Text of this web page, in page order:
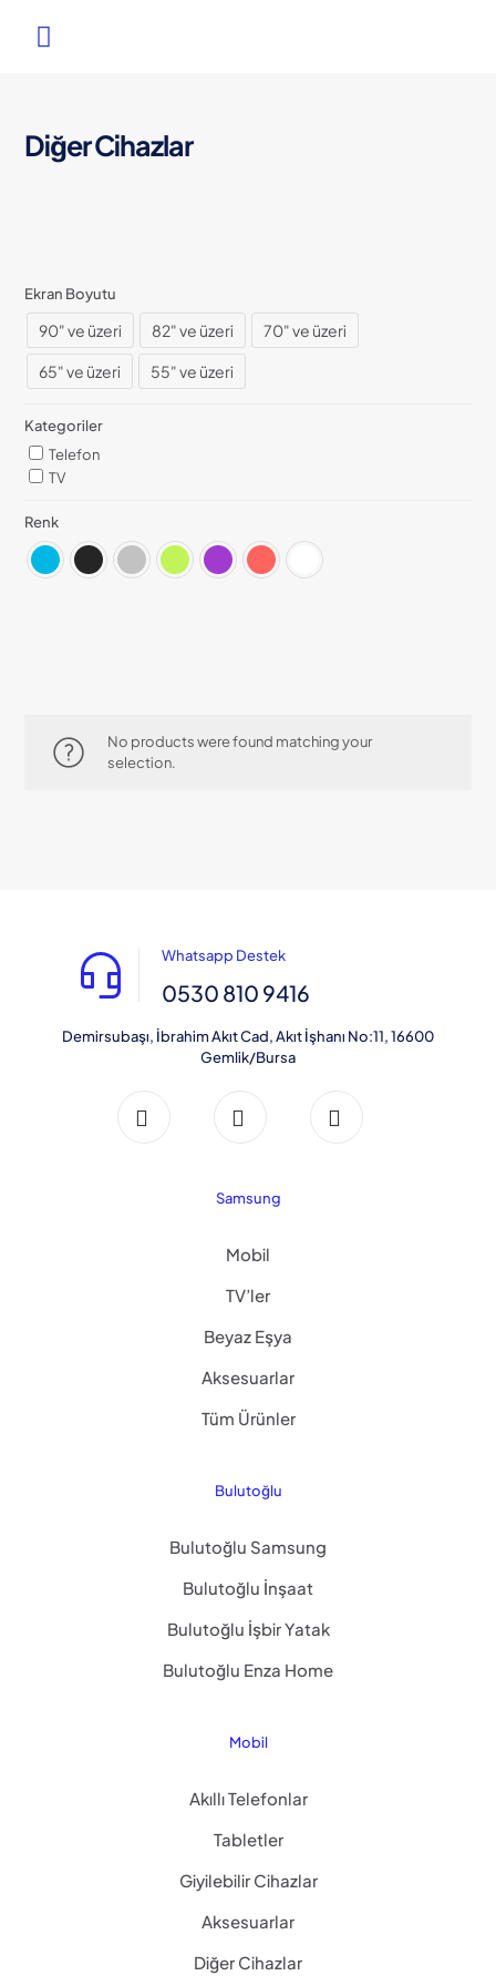
Diğer Cihazlar
Ekran Boyutu
90" ve üzeri 82" ve üzeri 70" ve üzeri
65" ve üzeri 55" ve üzeri
Kategoriler
Telefon
TV
Renk
No products were found matching your
selection.
Whatsapp Destek
0530 810 9416
Demirsubaşı, İbrahim Akıt Cad, Akıt İşhanı No:11, 16600
Gemlik/Bursa
Samsung
Mobil
TV’ler
Beyaz Eşya
Aksesuarlar
Tüm Ürünler
Bulutoğlu
Bulutoğlu Samsung
Bulutoğlu İnşaat
Bulutoğlu İşbir Yatak
Bulutoğlu Enza Home
Mobil
Akıllı Telefonlar
Tabletler
Giyilebilir Cihazlar
Aksesuarlar
Diğer Cihazlar